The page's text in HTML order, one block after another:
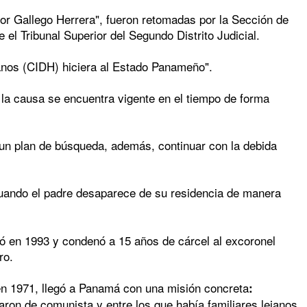
Gallego Herrera", fueron retomadas por la Sección de
Tribunal Superior del Segundo Distrito Judicial.
(CIDH) hiciera al Estado Panameño".
causa se encuentra vigente en el tiempo de forma
plan de búsqueda, además, continuar con la debida
el padre desaparece de su residencia de manera
1993 y condenó a 15 años de cárcel al excoronel
1971, llegó a Panamá con una misión concreta: